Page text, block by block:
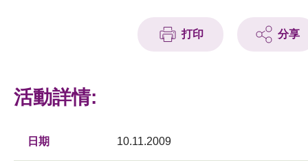
打印 分享
活動詳情:
日期 10.11.2009